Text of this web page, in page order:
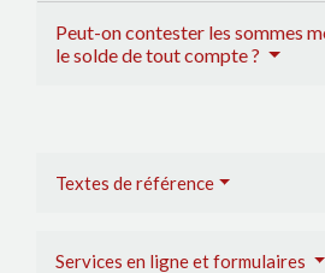
Peut-on contester les sommes
le solde de tout compte ?
Textes de référence
Services en ligne et formulaires